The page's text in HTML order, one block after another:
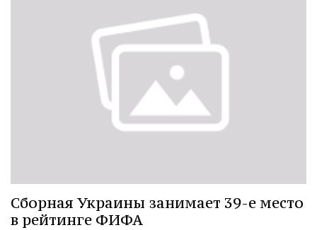
Сборная Украины занимает 39-е место
в рейтинге ФИФА